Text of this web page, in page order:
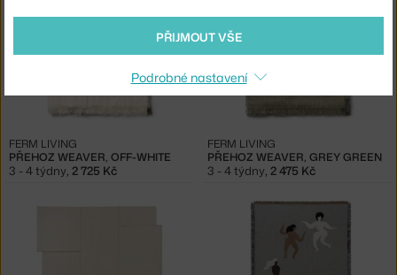
PŘEHOZ WEAVER, OFF-WHITE
FERM LIVING
3 - 4 týdny, 2 725 Kč
PŘEHOZ WEAVER, GREY GREEN
FERM LIVING
3 - 4 týdny, 2 475 Kč
PŘIJMOUT VŠE
Podrobné nastavení